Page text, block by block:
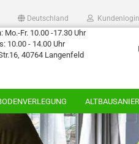
Deutschland Kundenlogin
Fr. 10.00 -17.30 Uhr
10.00 - 14.00 Uhr
40764 Langenfeld